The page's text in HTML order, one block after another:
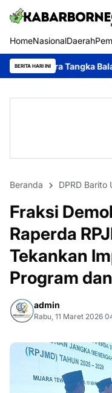
HomeNasionalDaerah
BERITA HARI INI
Balang 2026 Laung
Beranda DPRD Barito
Fraksi
Raperda
Tekankan
Program
admin
Rabu, 11 Maret 2026